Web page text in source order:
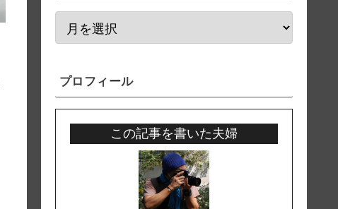
プロフィール
この記事を書いた夫婦